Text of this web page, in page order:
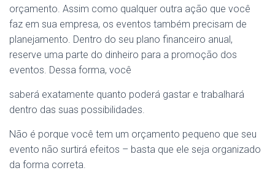
orçamento. Assim como qualquer outra ação que você
faz em sua empresa, os eventos também precisam de
planejamento. Dentro do seu plano financeiro anual,
reserve uma parte do dinheiro para a promoção dos
eventos. Dessa forma, você
saberá exatamente quanto poderá gastar e trabalhará
dentro das suas possibilidades.
Não é porque você tem um orçamento pequeno que seu
evento não surtirá efeitos – basta que ele seja organizado
da forma correta.